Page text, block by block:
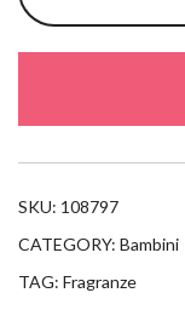
SKU: 108797
CATEGORY: Bambini
TAG: Fragranze